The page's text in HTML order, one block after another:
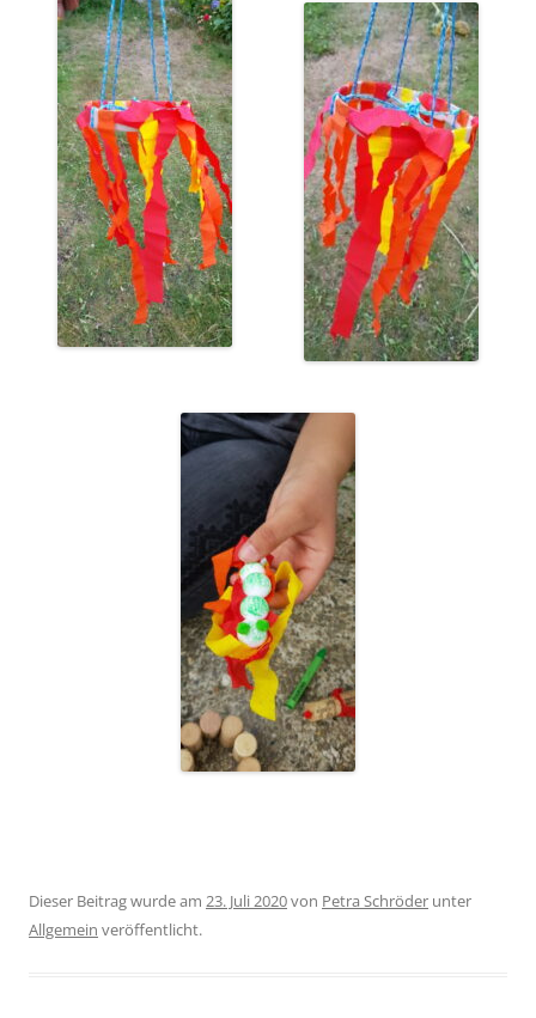
Dieser Beitrag wurde am 23. Juli 2020von Petra Schröder unter
Allgemein veröffentlicht.